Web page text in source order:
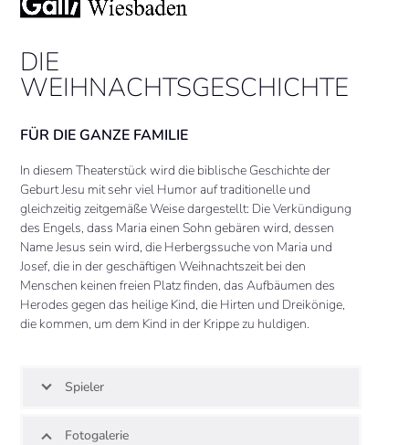
DIE
WEIHNACHTSGESCHICHTE
FÜR DIE GANZE FAMILIE
In diesem Theaterstück wird die biblische Geschichte der
Geburt Jesu mit sehr viel Humor auf traditionelle und
gleichzeitig zeitgemäße Weise dargestellt: Die Verkündigung
des Engels, dass Maria einen Sohn gebären wird, dessen
Name Jesus sein wird, die Herbergssuche von Maria und
Josef, die in der geschäftigen Weihnachtszeit bei den
Menschen keinen freien Platz finden, das Aufbäumen des
Herodes gegen das heilige Kind, die Hirten und Dreikönige,
die kommen, um dem Kind in der Krippe zu huldigen.
Spieler
Fotogalerie